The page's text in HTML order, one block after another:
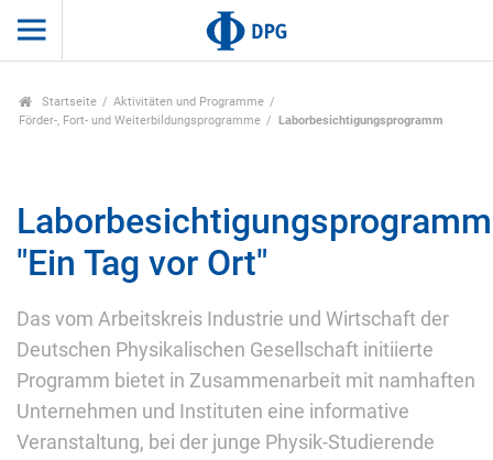
Startseite
Aktivitäten und Programme
Förder-, Fort- und Weiterbildungsprogramme
Laborbesichtigungsprogramm
Laborbesichtigungsprogramm
"Ein Tag vor Ort"
Das vom Arbeitskreis Industrie und Wirtschaft der
Deutschen Physikalischen Gesellschaft initiierte
Programm bietet in Zusammenarbeit mit namhaften
Unternehmen und Instituten eine informative
Veranstaltung, bei der junge Physik-Studierende